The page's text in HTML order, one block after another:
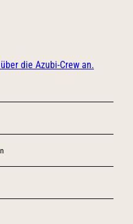
die Azubi-Crew an.